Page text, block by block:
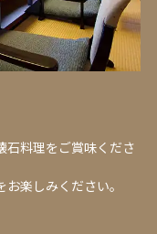
石料理をご賞味くださ
楽しみください。